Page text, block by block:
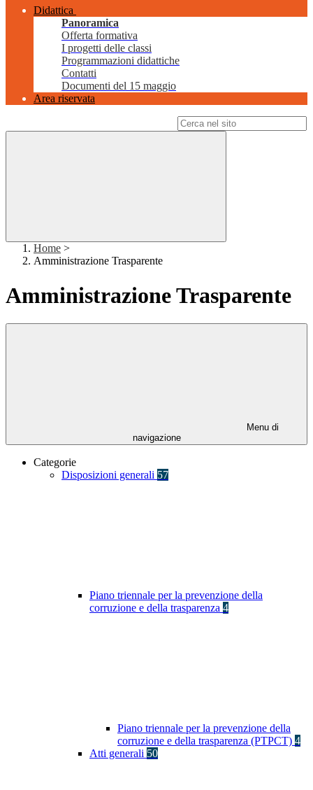
Didattica
Panoramica
Offerta formativa
I progetti delle classi
Programmazioni didattiche
Contatti
Documenti del 15 maggio
Area riservata
Home >
Amministrazione Trasparente
Amministrazione Trasparente
Menu di
navigazione
Categorie
Disposizioni generali 57
Piano triennale per la prevenzione della
corruzione e della trasparenza 4
Piano triennale per la prevenzione della
corruzione e della trasparenza (PTPCT) 4
Atti generali 50